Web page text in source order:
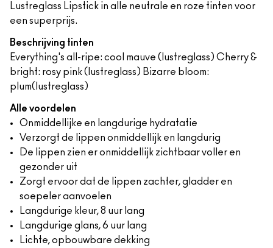
Lustreglass Lipstick in alle neutrale en roze tinten voor
een superprijs.
Beschrijving tinten
Everything's all-ripe: cool mauve (lustreglass) Cherry &
bright: rosy pink (lustreglass) Bizarre bloom:
plum(lustreglass)
Alle voordelen
Onmiddellijke en langdurige hydratatie
Verzorgt de lippen onmiddellijk en langdurig
De lippen zien er onmiddellijk zichtbaar voller en
gezonder uit
Zorgt ervoor dat de lippen zachter, gladder en
soepeler aanvoelen
Langdurige kleur, 8 uur lang
Langdurige glans, 6 uur lang
Lichte, opbouwbare dekking